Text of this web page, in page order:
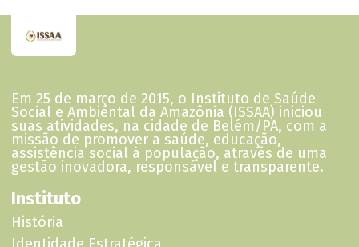
Relatório Assistencial - ano 2023 - HMIB.pdf
Em 25 de março de 2015, o Instituto de Saúde
Social e Ambiental da Amazônia (ISSAA) iniciou
suas atividades, na cidade de Belém/PA, com a
missão de promover a saúde, educação,
assistência social à população, através de uma
gestão inovadora, responsável e transparente.
Instituto
História